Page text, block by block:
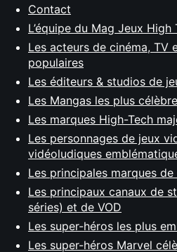
Contact
L’équipe du Mag Jeux High
Les acteurs de cinéma, TV
populaires
Les éditeurs & studios de
Les Mangas les plus
Les marques High-Tech
Les personnages de jeux
vidéoludiques
Les principales marques
Les principaux canaux de
séries) et de VOD
Les super-héros les plus
Les super-héros Marvel